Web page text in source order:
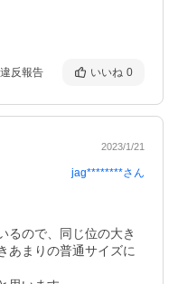
違反報告 いいね 0
2023/1/21
jag********さん
るので、同じ位の大き
あまりの普通サイズに